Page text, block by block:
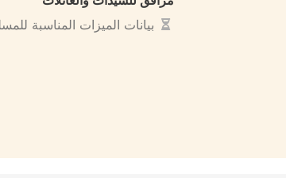
بيانات الميزات المناسبة